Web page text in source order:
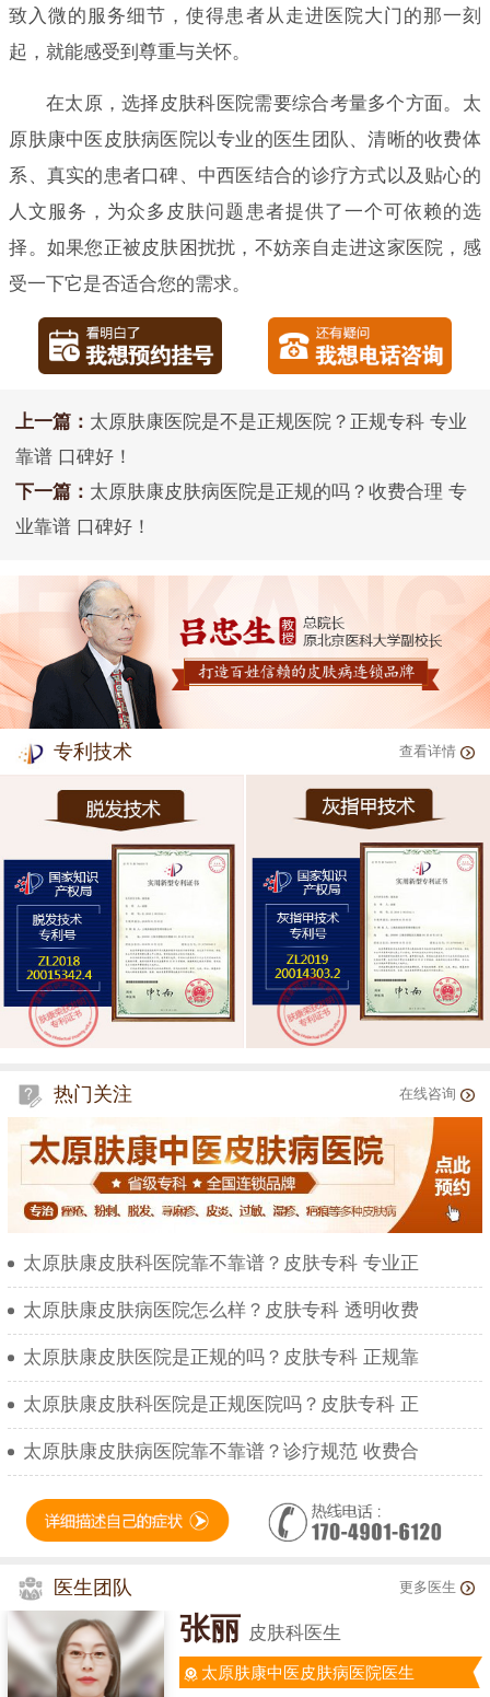
致入微的服务细节，使得患者从走进医院大门的那一刻
起，就能感受到尊重与关怀。
在太原，选择皮肤科医院需要综合考量多个方面。太
原肤康中医皮肤病医院以专业的医生团队、清晰的收费体
系、真实的患者口碑、中西医结合的诊疗方式以及贴心的
人文服务，为众多皮肤问题患者提供了一个可依赖的选
择。如果您正被皮肤困扰扰，不妨亲自走进这家医院，感
受一下它是否适合您的需求。
上一篇： 太原肤康医院是不是正规医院？正规专科 专业
靠谱 口碑好！
下一篇： 太原肤康皮肤病医院是正规的吗？收费合理 专
业靠谱 口碑好！
专利技术 查看详情
热门关注 在线咨询
太原肤康皮肤科医院靠不靠谱？皮肤专科 专业正
太原肤康皮肤病医院怎么样？皮肤专科 透明收费
太原肤康皮肤医院是正规的吗？皮肤专科 正规靠
太原肤康皮肤科医院是正规医院吗？皮肤专科 正
太原肤康皮肤病医院靠不靠谱？诊疗规范 收费合
医生团队 更多医生
张丽 皮肤科医生
太原肤康中医皮肤病医院医生